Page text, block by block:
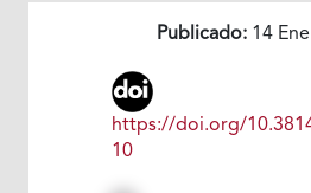
Publicado:14
https://doi.org/
10